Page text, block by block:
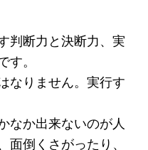
判断力と決断力、実
す。
なりません。実行す
なか出来ないのが人
面倒くさがったり、